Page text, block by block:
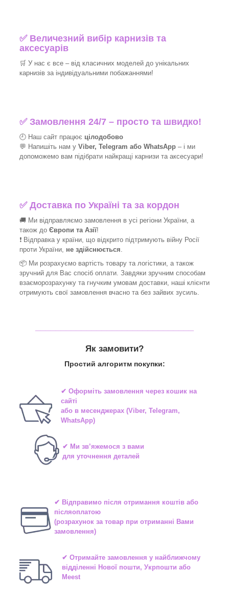
✅ Величезний вибір карнизів та
аксесуарів
🛒 У нас є все – від класичних моделей до унікальних
карнизів за індивідуальними побажаннями!​
✅Замовлення 24/7 – просто та швидко!
🕘 Наш сайт працює цілодобово
💬 Напишіть нам у Viber, Telegram або WhatsApp – і ми
допоможемо вам підібрати найкращі карнизи та аксесуари!
✅Доставка по Україні та за кордон
🚚 Ми відправляємо замовлення в усі регіони України, а
також до Європи та Азії!
❗ Відправка у країни, що відкрито підтримують війну Росії
проти України, не здійснюється
📦 Ми розрахуємо вартість товару та логістики, а також
зручний для Вас спосіб оплати. Завдяки зручним способам
взаєморозрахунку та гнучким умовам доставки, наші клієнти
отримують свої замовлення вчасно та без зайвих зусиль.
Як замовити?
Простий алгоритм покупки:
✔ Оформіть замовлення через кошик на
сайті
або в месенджерах(Viber, Telegram,
WhatsApp)
✔ Ми зв’яжемося з вами
для уточнення деталей
✔ Відправимо після отримання коштів або
післяоплатою
(розрахунок за товар при отриманні Вами
замовлення)
✔ Отримайте замовлення у найближчому
відділенні Нової пошти, Укрпошти або
Meest